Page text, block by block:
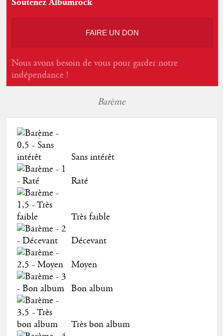
Soutenez Albumrock
FAIRE UN DON
Nous avons besoin de vous pour garder notre
indépendance !
Barème
Sans intérêt
Raté
Très faible
Décevant
Moyen
Bon album
Très bon album